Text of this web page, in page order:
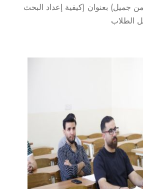
جميل) بعنوان (كيفية إعداد البحث